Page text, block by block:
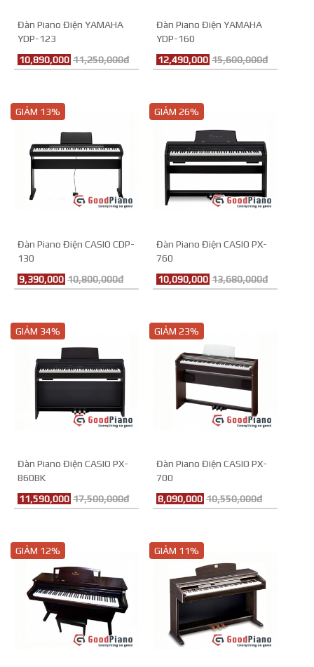
Đàn Piano Điện YAMAHA
YDP-123
10,890,000 11,250,000đ
Đàn Piano Điện YAMAHA
YDP-160
12,490,000 15,600,000đ
GIẢM 13%
Đàn Piano Điện CASIO CDP-
130
9,390,000 10,800,000đ
GIẢM 26%
Đàn Piano Điện CASIO PX-
760
10,090,000 13,680,000đ
GIẢM 34%
Đàn Piano Điện CASIO PX-
860BK
11,590,000 17,500,000đ
GIẢM 23%
Đàn Piano Điện CASIO PX-
700
8,090,000 10,550,000đ
GIẢM 12% GIẢM 11%